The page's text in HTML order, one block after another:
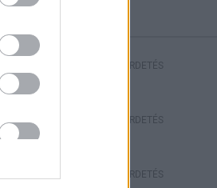
HIRDETÉS
HIRDETÉS
HIRDETÉS